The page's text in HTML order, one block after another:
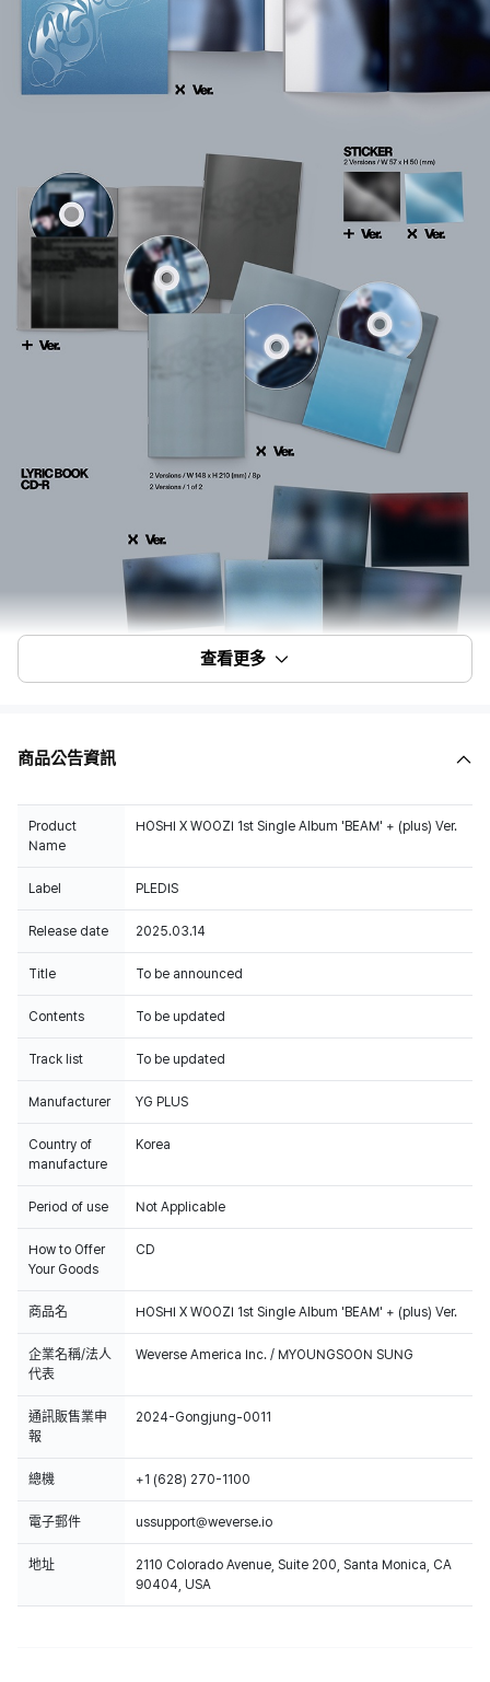
查看更多
商品公告資訊
Product
Name
HOSHI X WOOZI 1st Single Album 'BEAM' + (plus) Ver.
Label PLEDIS
Release date 2025.03.14
Title To be announced
Contents To be updated
Track list To be updated
Manufacturer YG PLUS
Country of
manufacture
Korea
Period of use Not Applicable
How to Offer
Your Goods
CD
商品名 HOSHI X WOOZI 1st Single Album 'BEAM' + (plus) Ver.
企業名稱/法人
代表
Weverse America Inc. / MYOUNGSOON SUNG
通訊販售業申
報
2024-Gongjung-0011
總機 +1 (628) 270-1100
電子郵件 ussupport@weverse.io
地址
2110 Colorado Avenue, Suite 200, Santa Monica, CA
90404, USA